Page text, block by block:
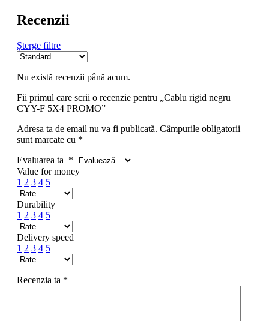
Recenzii
Șterge filtre
Nu există recenzii până acum.
Fii primul care scrii o recenzie pentru „Cablu rigid negru
CYY-F 5X4 PROMO”
Adresa ta de email nu va fi publicată. Câmpurile obligatorii
sunt marcate cu *
Evaluarea ta *
Value for money
1 2 3 4 5
Durability
1 2 3 4 5
Delivery speed
1 2 3 4 5
Recenzia ta *